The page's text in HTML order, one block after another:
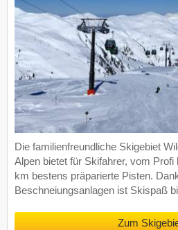
Die familienfreundliche Skigebiet
Alpen bietet für Skifahrer, vom
km bestens präparierte Pisten.
Beschneiungsanlagen ist Skispaß
Zum